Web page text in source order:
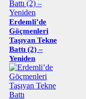
Erdemli’de
Göçmenleri
Taşıyan Tekne
Battı (2) –
Yeniden